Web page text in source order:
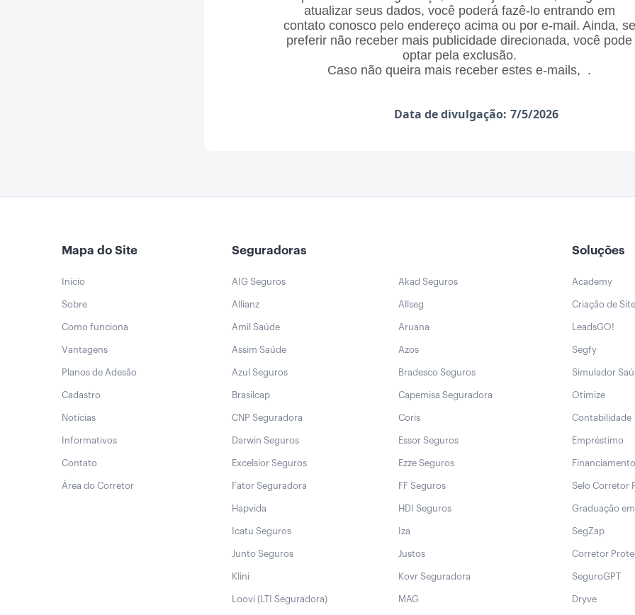
atualizar seus dados, você poderá fazê-lo entrando em
contato conosco pelo endereço acima ou por e-mail. Ainda, se
preferir não receber mais publicidade direcionada, você pode
optar pela exclusão.
Caso não queira mais receber estes e-mails, .
Data de divulgação: 7/5/2026
Mapa do Site
Início
Sobre
Como funciona
Vantagens
Planos de Adesão
Cadastro
Notícias
Informativos
Contato
Área do Corretor
Seguradoras
AIG Seguros Akad Seguros
Allianz Allseg
Amil Saúde Aruana
Assim Saúde Azos
Azul Seguros Bradesco Seguros
Brasilcap Capemisa Seguradora
CNP Seguradora Coris
Darwin Seguros Essor Seguros
Excelsior Seguros Ezze Seguros
Fator Seguradora FF Seguros
Hapvida HDI Seguros
Icatu Seguros Iza
Junto Seguros Justos
Klini Kovr Seguradora
Loovi (LTI Seguradora) MAG
Soluções
Academy
Criação de Site
LeadsGO!
Segfy
Simulador
Otimize
Contabilidade
Empréstimo
Financiamento
Selo Corretor
Graduação
SegZap
Corretor
SeguroGPT
Dryve